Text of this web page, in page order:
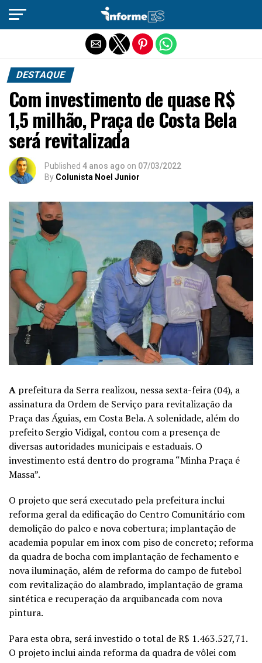
DESTAQUE
Com investimento de quase R$
1,5 milhão, Praça de Costa Bela
será revitalizada
Published 4 anos ago on 07/03/2022
By Colunista Noel Junior
A prefeitura da Serra realizou, nessa sexta-feira (04), a
assinatura da Ordem de Serviço para revitalização da
Praça das Águias, em Costa Bela. A solenidade, além do
prefeito Sergio Vidigal, contou com a presença de
diversas autoridades municipais e estaduais. O
investimento está dentro do programa “Minha Praça é
Massa”.
O projeto que será executado pela prefeitura inclui
reforma geral da edificação do Centro Comunitário com
demolição do palco e nova cobertura; implantação de
academia popular em inox com piso de concreto; reforma
da quadra de bocha com implantação de fechamento e
nova iluminação, além de reforma do campo de futebol
com revitalização do alambrado, implantação de grama
sintética e recuperação da arquibancada com nova
pintura.
Para esta obra, será investido o total de R$ 1.463.527,71.
O projeto inclui ainda reforma da quadra de vôlei com
Sair da versão mobile